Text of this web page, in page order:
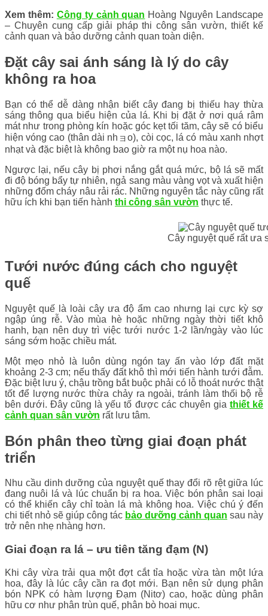
Xem thêm: Công ty cảnh quan Hoàng Nguyên Landscape
– Chuyên cung cấp giải pháp thi công sân vườn, thiết kế
cảnh quan và bảo dưỡng cảnh quan toàn diện.
Đặt cây sai ánh sáng là lý do cây
không ra hoa
Bạn có thể dễ dàng nhận biết cây đang bị thiếu hay thừa
sáng thông qua biểu hiện của lá. Khi bị đặt ở nơi quá râm
mát như trong phòng kín hoặc góc kẹt tối tăm, cây sẽ có biểu
hiện vóng cao (thân dài nhョo), còi cọc, lá có màu xanh nhợt
nhạt và đặc biệt là không bao giờ ra một nụ hoa nào.
Ngược lại, nếu cây bị phơi nắng gắt quá mức, bộ lá sẽ mất
đi độ bóng bẩy tự nhiên, ngả sang màu vàng vọt và xuất hiện
những đốm cháy nâu rải rác. Những nguyên tắc này cũng rất
hữu ích khi bạn tiến hành thi công sân vườn thực tế.
Cây nguyệt quế rất ưa
Tưới nước đúng cách cho nguyệt
quế
Nguyệt quế là loài cây ưa độ ẩm cao nhưng lại cực kỳ sợ
ngập úng rễ. Vào mùa hè hoặc những ngày thời tiết khô
hanh, bạn nên duy trì việc tưới nước 1-2 lần/ngày vào lúc
sáng sớm hoặc chiều mát.
Một mẹo nhỏ là luôn dùng ngón tay ấn vào lớp đất mặt
khoảng 2-3 cm; nếu thấy đất khô thì mới tiến hành tưới đẫm.
Đặc biệt lưu ý, chậu trồng bắt buộc phải có lỗ thoát nước thật
tốt để lượng nước thừa chảy ra ngoài, tránh làm thối bộ rễ
bên dưới. Đây cũng là yếu tố được các chuyên gia thiết kế
cảnh quan sân vườn rất lưu tâm.
Bón phân theo từng giai đoạn phát
triển
Nhu cầu dinh dưỡng của nguyệt quế thay đổi rõ rệt giữa lúc
đang nuôi lá và lúc chuẩn bị ra hoa. Việc bón phân sai loại
có thể khiến cây chỉ toàn lá mà không hoa. Việc chú ý đến
chi tiết nhỏ sẽ giúp công tác bảo dưỡng cảnh quan sau này
trở nên nhẹ nhàng hơn.
Giai đoạn ra lá – ưu tiên tăng đạm (N)
Khi cây vừa trải qua một đợt cắt tỉa hoặc vừa tàn một lứa
hoa, đây là lúc cây cần ra đọt mới. Bạn nên sử dụng phân
bón NPK có hàm lượng Đạm (Nitơ) cao, hoặc dùng phân
hữu cơ như phân trùn quế, phân bò hoai mục.